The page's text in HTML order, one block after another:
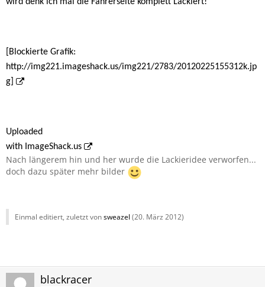
[Blockierte Grafik:
http://img221.imageshack.us/img221/2783/20120225155312k.jp
g]
Uploaded
with ImageShack.us
Nach längerem hin und her wurde die Lackieridee verworfen...
doch dazu später mehr bilder
Einmal editiert, zuletzt vonsweazel (20. März 2012)
blackracer